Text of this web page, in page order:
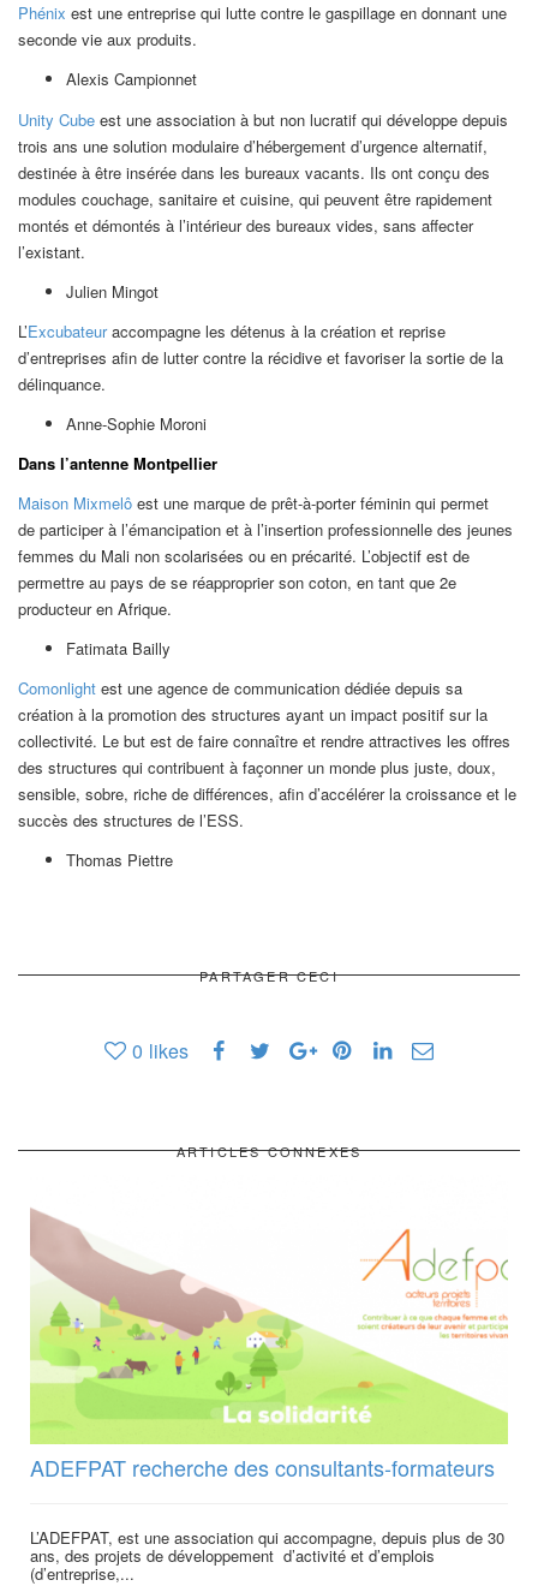
Phénix est une entreprise qui lutte contre le gaspillage en donnant une
seconde vie aux produits.
Alexis Campionnet
Unity Cube est une association à but non lucratif qui développe depuis
trois ans une solution modulaire d’hébergement d’urgence alternatif,
destinée à être insérée dans les bureaux vacants. Ils ont conçu des
modules couchage, sanitaire et cuisine, qui peuvent être rapidement
montés et démontés à l’intérieur des bureaux vides, sans affecter
l’existant.
Julien Mingot
L’Excubateuraccompagne les détenus à la création et reprise
d’entreprises afin de lutter contre la récidive et favoriser la sortie de la
délinquance.
Anne-Sophie Moroni
Dans l’antenne Montpellier
Maison Mixmelô est une marque de prêt-à-porter féminin qui permet
de participer à l’émancipation et à l’insertion professionnelle des jeunes
femmes du Mali non scolarisées ou en précarité. L’objectif est de
permettre au pays de se réapproprier son coton, en tant que 2e
producteur en Afrique.
Fatimata Bailly
Comonlight est une agence de communication dédiée depuis sa
création à la promotion des structures ayant un impact positif sur la
collectivité. Le but est de faire connaître et rendre attractives les offres
des structures qui contribuent à façonner un monde plus juste, doux,
sensible, sobre, riche de différences, afin d’accélérer la croissance et le
succès des structures de l’ESS.
Thomas Piettre
PARTAGER CECI
0 likes
ARTICLES CONNEXES
ADEFPAT recherche des consultants-formateurs
L’ADEFPAT, est une association qui accompagne, depuis plus de 30
ans, des projets de développement d’activité et d’emplois
(d’entreprise,...